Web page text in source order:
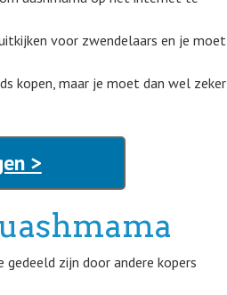
voor zwendelaars en je moet
kopen, maar je moet dan wel zeker
>
zijn door andere kopers